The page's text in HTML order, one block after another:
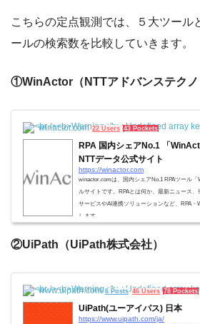
こちらの定点観測では、５大ツール
ールの検索数を比較していきます。
①WinActor（NTTアドバンステクノ
winactor.com 22 Users 43 Pockets
RPA 国内シェアNo.1 「
NTTデータ公式サイト
https://winactor.com
winactor.comは、国内シェアNo.1 RPAツール
ルサイトです。RPAとは何か、最新ニュース
サービスやAI連携ソリューションなど、RPA
します。
②UiPath（UiPath株式会社）
www.uipath.com 6 Posts 46 Users 78 Pockets
UiPath(ユーアイパス) 日本
https://www.uipath.com/ja/